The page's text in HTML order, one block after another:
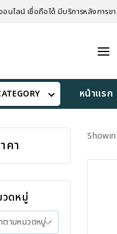
นไลน์ เชื่อถือได้ มีบริการหลังการ
หน้าแรก
คา
ดหมู่